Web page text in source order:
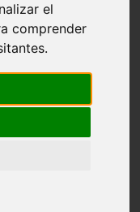
el
comprender